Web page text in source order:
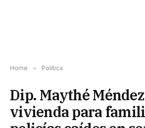
Home » Política
Dip. Maythé
vivienda para